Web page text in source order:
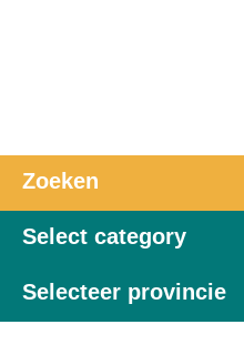
Zoeken
Select category
Selecteer provincie